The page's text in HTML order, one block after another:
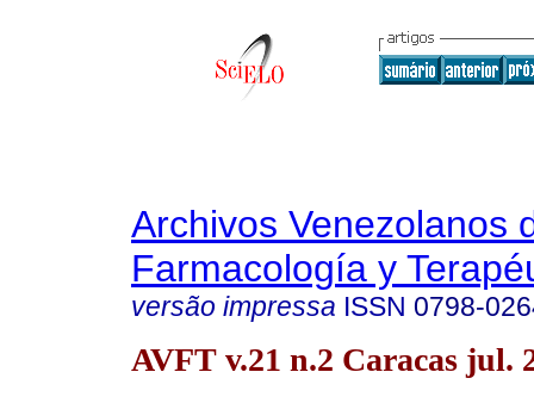
Archivos Venezolanos
Farmacología y
versão impressa ISSN 0798-
AVFT v.21 n.2 Caracas jul.